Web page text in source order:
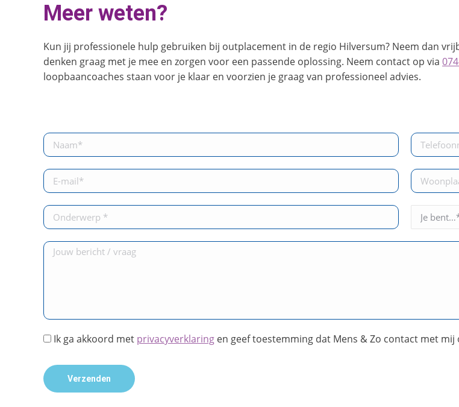
Meer weten?
Kun jij professionele hulp gebruiken bij outplacement in de regio Hilversum? Neem dan
denken graag met je mee en zorgen voor een passende oplossing. Neem contact op via
loopbaancoaches staan voor je klaar en voorzien je graag van professioneel advies.
Ik ga akkoord met privacyverklaring en geef toestemming dat Mens & Zo contact met mij